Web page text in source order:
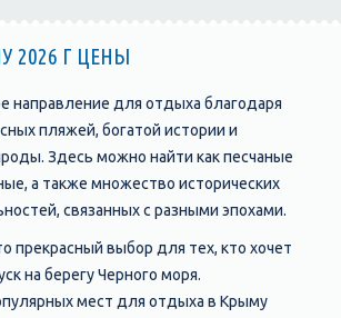
2026 Г ЦЕНЫ
направление для отдыха благодаря
пляжей, богатой истории и
Здесь можно найти как песчаные
а также множество исторических
связанных с разными эпохами.
прекрасный выбор для тех, кто хочет
на берегу Черного моря.
мест для отдыха в Крыму